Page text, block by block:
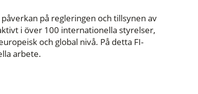
på regleringen och tillsynen av
i över 100 internationella styrelser,
och global nivå. På detta FI-
arbete.